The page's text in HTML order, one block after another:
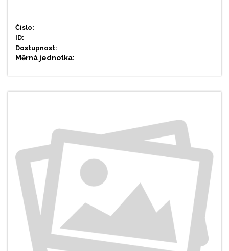
Číslo:
ID:
Dostupnost:
Měrná jednotka: